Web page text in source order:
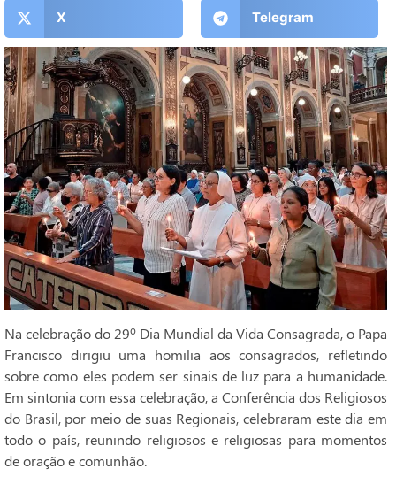
X Telegram
Na celebração do 29º Dia Mundial da Vida Consagrada, o Papa
Francisco dirigiu uma homilia aos consagrados, refletindo
sobre como eles podem ser sinais de luz para a humanidade.
Em sintonia com essa celebração, a Conferência dos Religiosos
do Brasil, por meio de suas Regionais, celebraram este dia em
todo o país, reunindo religiosos e religiosas para momentos
de oração e comunhão.